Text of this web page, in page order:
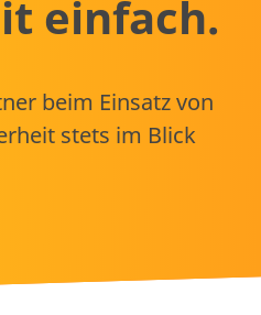
einfach.
beim Einsatz von
stets im Blick